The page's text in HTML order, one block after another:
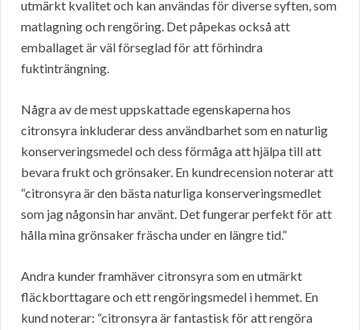
utmärkt kvalitet och kan användas för diverse syften, som
matlagning och rengöring. Det påpekas också att
emballaget är väl förseglad för att förhindra
fuktinträngning.
Några av de mest uppskattade egenskaperna hos
citronsyra inkluderar dess användbarhet som en naturlig
konserveringsmedel och dess förmåga att hjälpa till att
bevara frukt och grönsaker. En kundrecension noterar att
“citronsyra är den bästa naturliga konserveringsmedlet
som jag någonsin har använt. Det fungerar perfekt för att
hålla mina grönsaker fräscha under en längre tid.”
Andra kunder framhäver citronsyra som en utmärkt
fläckborttagare och ett rengöringsmedel i hemmet. En
kund noterar: “citronsyra är fantastisk för att rengöra